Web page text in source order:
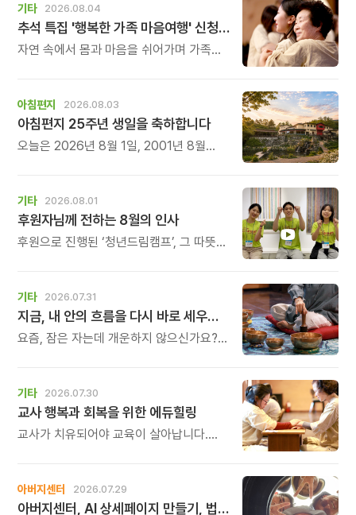
기타 2026.08.04
추석 특집 '행복한 가족 마음여행' 신청 안내
자연 속에서 몸과 마음을 쉬어가며 가족의
아침편지 2026.08.03
아침편지 25주년 생일을 축하합니다
오늘은 2026년 8월 1일, 2001년 8월
기타 2026.08.01
후원자님께 전하는 8월의 인사
후원으로 진행된 ‘청년드림캠프’, 그 따뜻한
기타 2026.07.31
지금, 내 안의 흐름을 다시 바로 세우고 싶다면
요즘, 잠은 자는데 개운하지 않으신가요?
쉬어도 회복되지 않는 건 몸이 아니라
‘에너지의 흐름’이 흐트러졌기 때문입니다.
기타 2026.07.30
교사 행복과 회복을 위한 에듀힐링
교사가 치유되어야 교육이 살아납니다.
교육의 중심에 있는 나 자신을 돌보고
회복하는 시간입니다. 누군가를 가르치기
아버지센터 2026.07.29
아버지센터, AI 상세페이지 만들기, 법인사용설명서, 사진 일일특강, 숏츠 만들기 등 8월 프로그램 신청하세요